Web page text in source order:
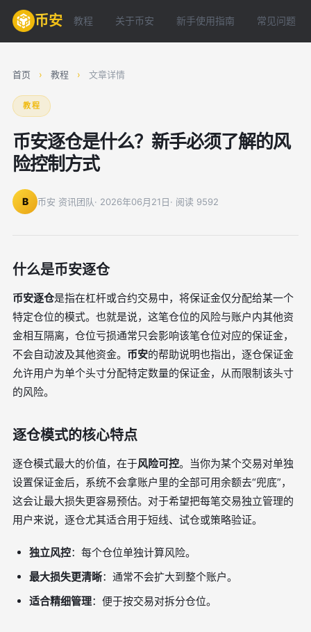
币安 教程 关于币安 新手使用指南 常见问题
首页 › 教程 › 文章详情
教程
币安逐仓是什么？新手必须了解的风
险控制方式
B 币安 资讯团队· 2026年06月21日· 阅读 9592
什么是币安逐仓
币安逐仓是指在杠杆或合约交易中，将保证金仅分配给某一个
特定仓位的模式。也就是说，这笔仓位的风险与账户内其他资
金相互隔离，仓位亏损通常只会影响该笔仓位对应的保证金，
不会自动波及其他资金。 币安的帮助说明也指出，逐仓保证金
允许用户为单个头寸分配特定数量的保证金，从而限制该头寸
的风险。
逐仓模式的核心特点
逐仓模式最大的价值，在于风险可控。当你为某个交易对单独
设置保证金后，系统不会拿账户里的全部可用余额去“兜底”，
这会让最大损失更容易预估。对于希望把每笔交易独立管理的
用户来说，逐仓尤其适合用于短线、试仓或策略验证。
独立风控：每个仓位单独计算风险。
最大损失更清晰：通常不会扩大到整个账户。
适合精细管理：便于按交易对拆分仓位。